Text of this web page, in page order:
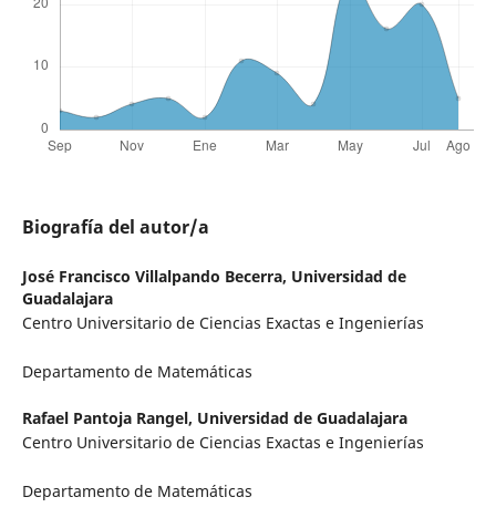
Biografía del autor/a
José Francisco Villalpando Becerra, Universidad de
Guadalajara
Centro Universitario de Ciencias Exactas e Ingenierías
Departamento de Matemáticas
Rafael Pantoja Rangel, Universidad de Guadalajara
Centro Universitario de Ciencias Exactas e Ingenierías
Departamento de Matemáticas